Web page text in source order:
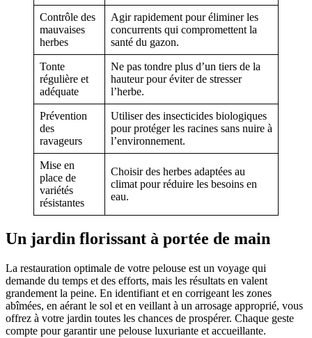
Contrôle des
mauvaises
herbes
Agir rapidement pour éliminer les
concurrents qui compromettent la
santé du gazon.
Tonte
régulière et
adéquate
Ne pas tondre plus d’un tiers de la
hauteur pour éviter de stresser
l’herbe.
Prévention
des
ravageurs
Utiliser des insecticides biologiques
pour protéger les racines sans nuire à
l’environnement.
Mise en
place de
variétés
résistantes
Choisir des herbes adaptées au
climat pour réduire les besoins en
eau.
Un jardin florissant à portée de main
La restauration optimale de votre pelouse est un voyage qui
demande du temps et des efforts, mais les résultats en valent
grandement la peine. En identifiant et en corrigeant les zones
abîmées, en aérant le sol et en veillant à un arrosage approprié, vous
offrez à votre jardin toutes les chances de prospérer. Chaque geste
compte pour garantir une pelouse luxuriante et accueillante.